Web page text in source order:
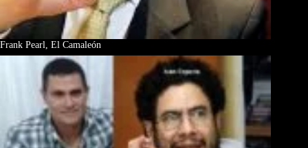
Frank Pearl, El Camaleón